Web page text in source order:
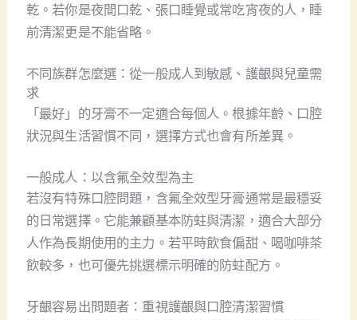
乾。若你是夜間口乾、張口睡覺或常吃宵夜的人，睡
前清潔更是不能省略。
不同族群怎麼選：從一般成人到敏感、護齦與兒童需
求
「最好」的牙膏不一定適合每個人。根據年齡、口腔
狀況與生活習慣不同，選擇方式也會有所差異。
一般成人：以含氟全效型為主
若沒有特殊口腔問題，含氟全效型牙膏通常是最穩妥
的日常選擇。它能兼顧基本防蛀與清潔，適合大部分
人作為長期使用的主力。若平時飲食偏甜、喝咖啡茶
飲較多，也可優先挑選標示明確的防蛀配方。
牙齦容易出問題者：重視護齦與口腔清潔習慣